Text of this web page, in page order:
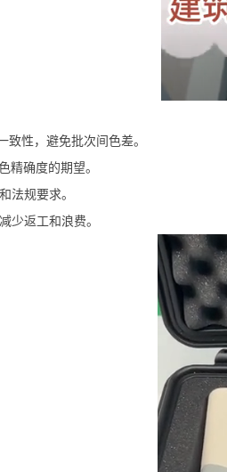
致性，避免批次间色差。
精确度的期望。
法规要求。
少返工和浪费。